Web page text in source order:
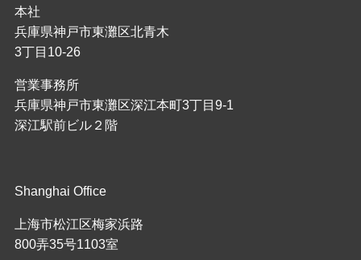
本社
兵庫県神戸市東灘区北青木
3丁目10-26
営業事務所
兵庫県神戸市東灘区深江本町3丁目9-1
深江駅前ビル２階
Shanghai Office
上海市松江区梅家浜路
800弄35号1103室